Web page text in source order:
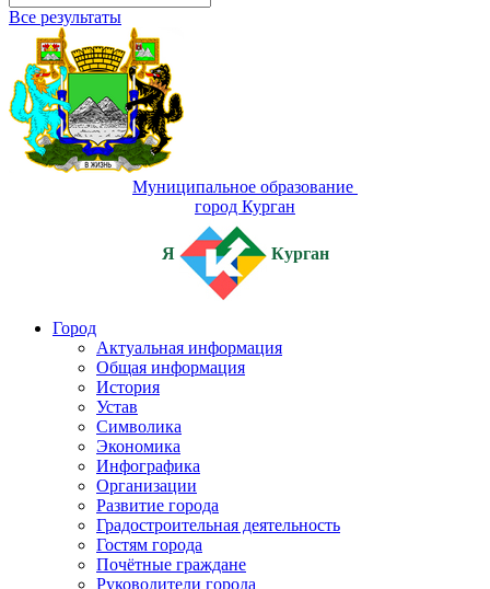
Все результаты
Муниципальное образование
город Курган
Я Курган
Город
Актуальная информация
Общая информация
История
Устав
Символика
Экономика
Инфографика
Организации
Развитие города
Градостроительная деятельность
Гостям города
Почётные граждане
Руководители города